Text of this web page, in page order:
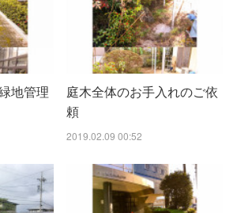
地管理
庭木全体のお手入れのご依
頼
2019.02.09 00:52